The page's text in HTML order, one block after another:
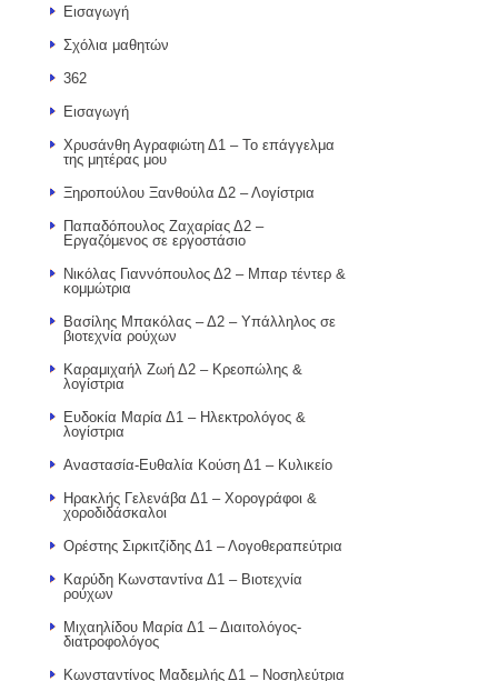
Εισαγωγή
Σχόλια μαθητών
362
Εισαγωγή
Χρυσάνθη Αγραφιώτη Δ1 – Το επάγγελμα
της μητέρας μου
Ξηροπούλου Ξανθούλα Δ2 – Λογίστρια
Παπαδόπουλος Ζαχαρίας Δ2 –
Εργαζόμενος σε εργοστάσιο
Νικόλας Γιαννόπουλος Δ2 – Μπαρ τέντερ &
κομμώτρια
Βασίλης Μπακόλας – Δ2 – Υπάλληλος σε
βιοτεχνία ρούχων
Καραμιχαήλ Ζωή Δ2 – Κρεοπώλης &
λογίστρια
Ευδοκία Μαρία Δ1 – Ηλεκτρολόγος &
λογίστρια
Αναστασία-Ευθαλία Κούση Δ1 – Κυλικείο
Ηρακλής Γελενάβα Δ1 – Χορογράφοι &
χοροδιδάσκαλοι
Ορέστης Σιρκιτζίδης Δ1 – Λογοθεραπεύτρια
Καρύδη Κωνσταντίνα Δ1 – Βιοτεχνία
ρούχων
Μιχαηλίδου Μαρία Δ1 – Διαιτολόγος-
διατροφολόγος
Κωνσταντίνος Μαδεμλής Δ1 – Νοσηλεύτρια